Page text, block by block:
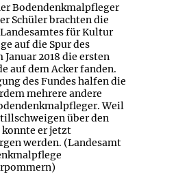
Bodendenkmalpfleger
Schüler brachten die
für Kultur
auf die Spur des
Januar 2018 die ersten
auf dem Acker fanden.
des Fundes halfen die
mehrere andere
Weil
über den
er jetzt
werden. (Landesamt